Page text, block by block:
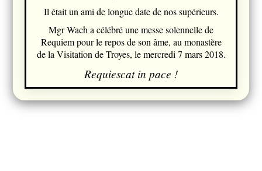
Il était un ami de longue date de nos supérieurs.
Mgr Wach a célébré une messe solennelle de
Requiem pour le repos de son âme, au monastère
de la Visitation de Troyes, le mercredi 7 mars 2018.